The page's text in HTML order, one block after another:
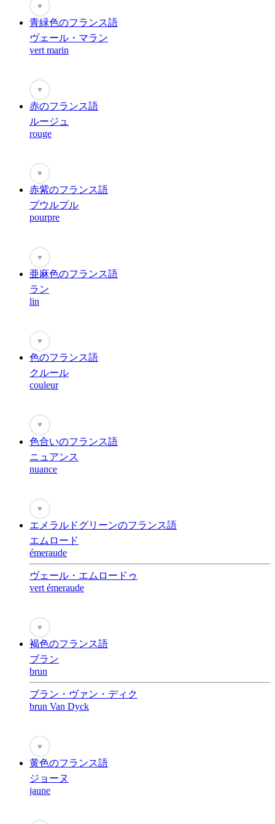
♥
青緑色のフランス語
ヴェール・マラン
vert marin
♥
赤のフランス語
ルージュ
rouge
♥
赤紫のフランス語
プウルプル
pourpre
♥
亜麻色のフランス語
ラン
lin
♥
色のフランス語
クルール
couleur
♥
色合いのフランス語
ニュアンス
nuance
♥
エメラルドグリーンのフランス語
エムロード
émeraude
ヴェール・エムロードゥ
vert émeraude
♥
褐色のフランス語
ブラン
brun
ブラン・ヴァン・ディク
brun Van Dyck
♥
黄色のフランス語
ジョーヌ
jaune